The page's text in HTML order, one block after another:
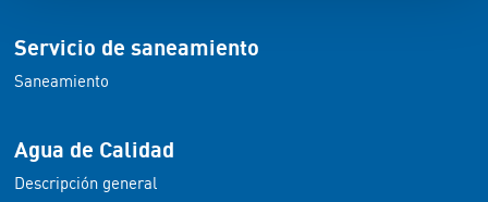
Servicio de saneamiento
Saneamiento
Agua de Calidad
Descripción general